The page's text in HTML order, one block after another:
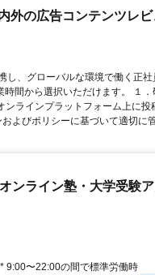
外の広告コンテンツレ
し、グローバルな環境で働く正
間から選択いただけます。 １
ラインプラットフォーム上に
よびポリシーに基づいて適切に
ンライン塾・大学受験
9:00〜22:00の間で標準労働時